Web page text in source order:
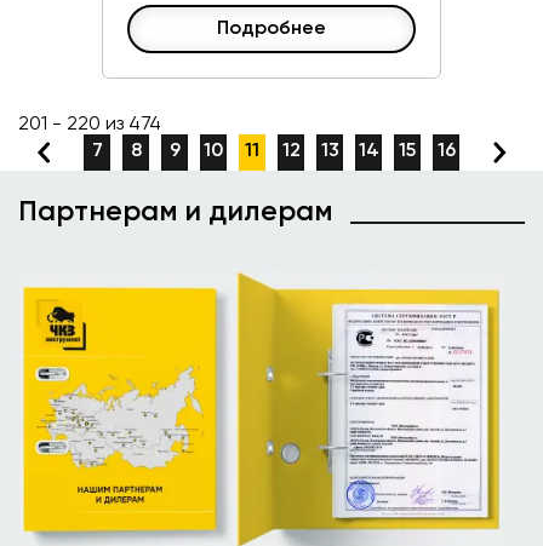
Подробнее
201 - 220 из 474
7
8 9 10 11 12 13 14 15 16
Партнерам и дилерам